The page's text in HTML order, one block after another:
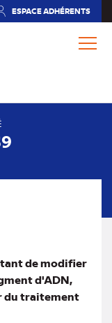
ESPACE ADHÉRENTS
de modifier
d'ADN,
du traitement